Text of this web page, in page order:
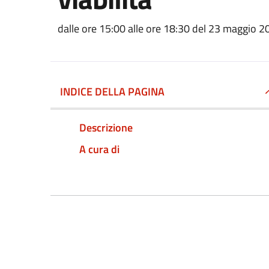
dalle ore 15:00 alle ore 18:30 del 23 maggio
INDICE DELLA PAGINA
Descrizione
A cura di